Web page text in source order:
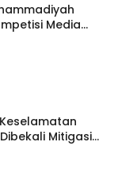
Media
Internasional
Mitigasi